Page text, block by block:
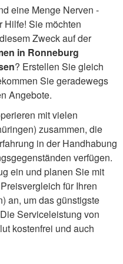
eine Menge Nerven -
Hilfe! Sie möchten
Zweck auf der
in Ronneburg
? Erstellen Sie gleich
Sie geradewegs
Angebote.
mit vielen
zusammen, die
in der Handhabung
verfügen.
ein und planen Sie mit
für Ihren
an, um das günstigste
Serviceleistung von
kostenfrei und auch